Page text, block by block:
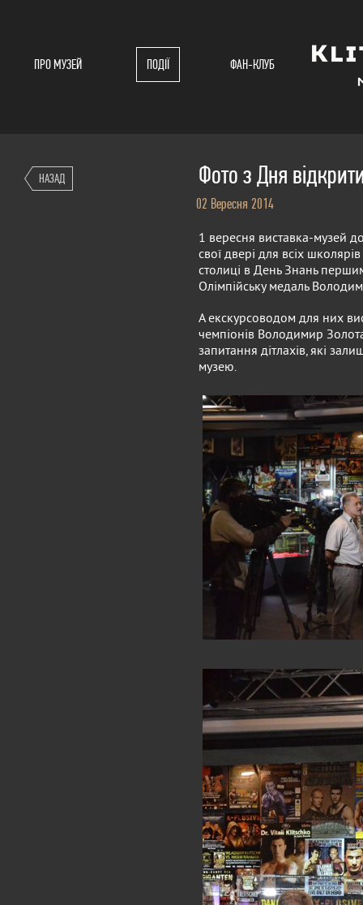
ПРО МУЗЕЙ ПОДІЇ ФАН-КЛУБ
НАЗАД Фото з Дня
02 Вересня 2014
1 вересня виставка-музей
свої двері для всіх школярів
столиці в День Знань
Олімпійську медаль
А екскурсоводом для них
чемпіонів Володимир
запитання дітлахів, які
музею.